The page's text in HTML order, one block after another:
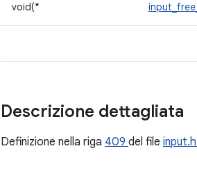
void(*
Descrizione dettagliata
Definizione nella riga 409 del file input.h